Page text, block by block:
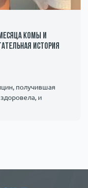
комы и
история
получившая
и